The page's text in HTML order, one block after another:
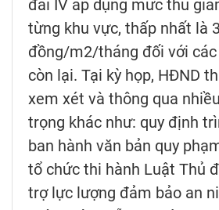
đai IV áp dụng mức thu
từng khu vực, thấp nhất là
đồng/m2/tháng đối với
còn lại. Tại kỳ họp, HĐND
xem xét và thông qua
trọng khác như: quy định
ban hành văn bản quy
tổ chức thi hành Luật Thủ
trợ lực lượng đảm bảo an